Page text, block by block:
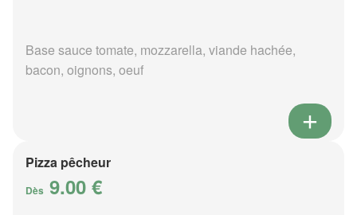
Base sauce tomate, mozzarella, viande hachée,
bacon, oignons, oeuf
Pizza pêcheur
Dès 9.00 €